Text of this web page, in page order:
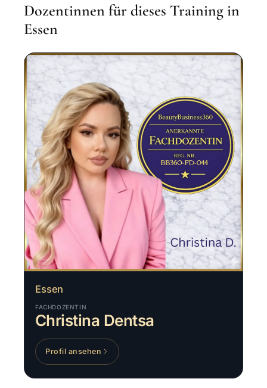
Dozentinnen für dieses Training in
Essen
Essen
FACHDOZENTIN
Christina Dentsa
Profil ansehen